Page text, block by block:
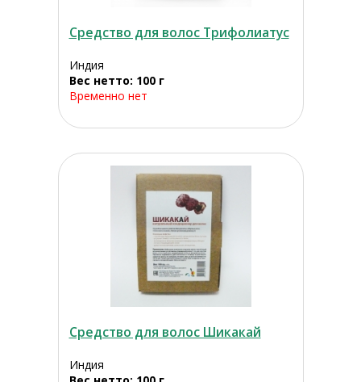
Средство для волос Трифолиатус
Индия
Вес нетто: 100 г
Временно нет
Средство для волос Шикакай
Индия